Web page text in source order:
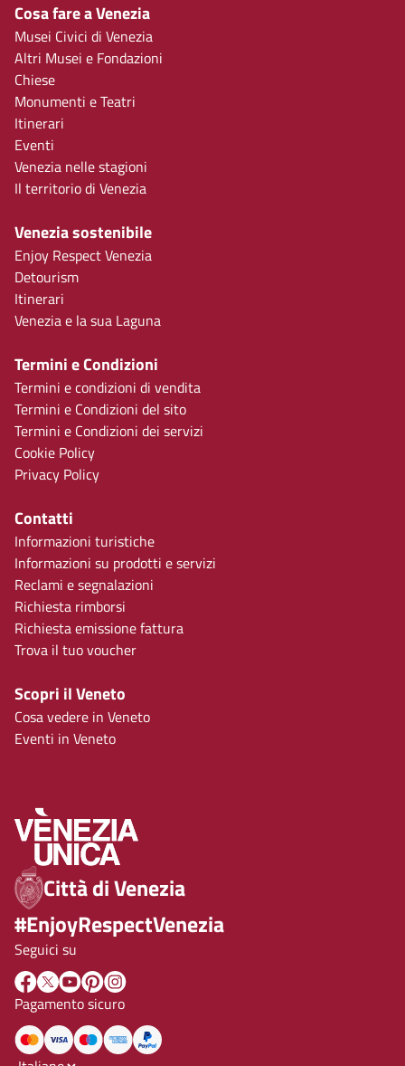
Cosa fare a Venezia
Musei Civici di Venezia
Altri Musei e Fondazioni
Chiese
Monumenti e Teatri
Itinerari
Eventi
Venezia nelle stagioni
Il territorio di Venezia
Venezia sostenibile
Enjoy Respect Venezia
Detourism
Itinerari
Venezia e la sua Laguna
Termini e Condizioni
Termini e condizioni di vendita
Termini e Condizioni del sito
Termini e Condizioni dei servizi
Cookie Policy
Privacy Policy
Contatti
Informazioni turistiche
Informazioni su prodotti e servizi
Reclami e segnalazioni
Richiesta rimborsi
Richiesta emissione fattura
Trova il tuo voucher
Scopri il Veneto
Cosa vedere in Veneto
Eventi in Veneto
Città di Venezia
#EnjoyRespectVenezia
Seguici su
Pagamento sicuro